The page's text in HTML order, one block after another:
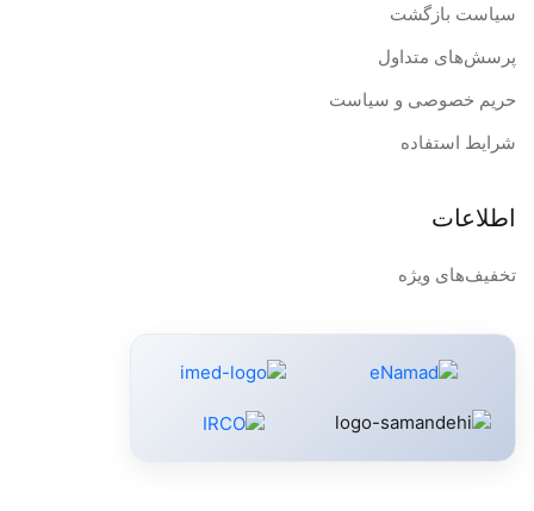
سیاست بازگشت
پرسش‌های متداول
حریم خصوصی و سیاست
شرایط استفاده
اطلاعات
تخفیف‌های ویژه